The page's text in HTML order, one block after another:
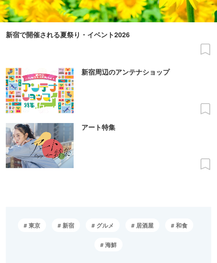
新宿で開催される夏祭り・イベント2026
新宿周辺のアンテナショップ
アート特集
東京 新宿 グルメ 居酒屋 和食
海鮮